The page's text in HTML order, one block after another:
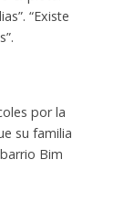
“Existe
por la
su familia
Bim